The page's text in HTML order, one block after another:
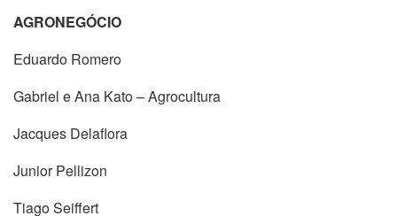
AGRONEGÓCIO
Eduardo Romero
Gabriel e Ana Kato – Agrocultura
Jacques Delaflora
Junior Pellizon
Tiago Seiffert